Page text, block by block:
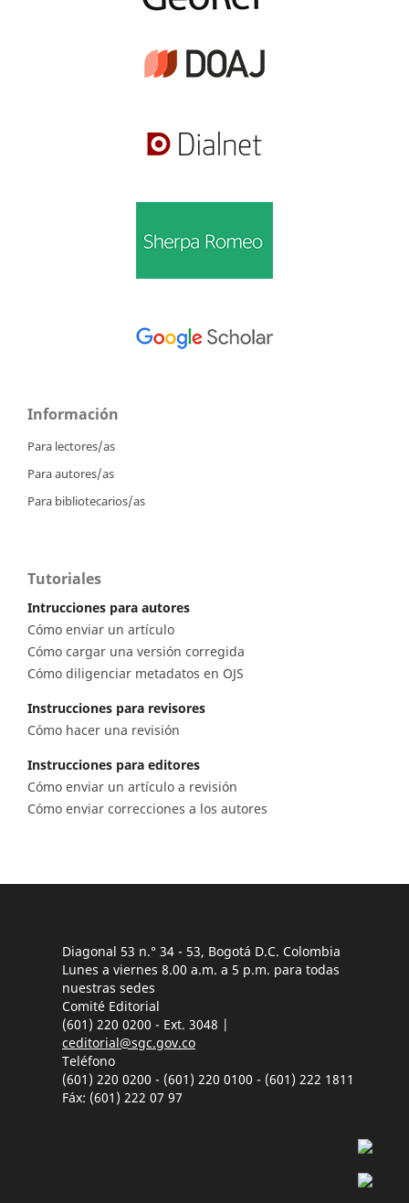
Información
Para lectores/as
Para autores/as
Para bibliotecarios/as
Tutoriales
Intrucciones para autores
Cómo enviar un artículo
Cómo cargar una versión corregida
Cómo diligenciar metadatos en OJS
Instrucciones para revisores
Cómo hacer una revisión
Instrucciones para editores
Cómo enviar un artículo a revisión
Cómo enviar correcciones a los autores
Diagonal 53 n.° 34 - 53, Bogotá D.C. Colombia
Lunes a viernes 8.00 a.m. a 5 p.m. para todas
nuestras sedes
Comité Editorial
(601) 220 0200 - Ext. 3048 |
ceditorial@sgc.gov.co
Teléfono
(601) 220 0200 - (601) 220 0100 - (601) 222 1811
Fáx: (601) 222 07 97